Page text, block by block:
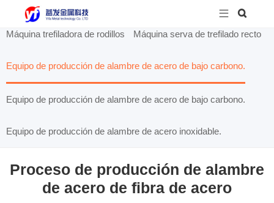
 
Máquina trefiladora de rodillos Máquina serva de trefilado recto
Equipo de producción de alambre de acero de bajo carbono.
Equipo de producción de alambre de acero de bajo carbono.
Equipo de producción de alambre de acero inoxidable.
Proceso de producción de alambre
de acero de fibra de acero